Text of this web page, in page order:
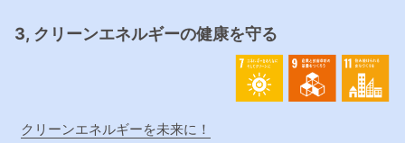
3, クリーンエネルギーの健康を守る
クリーンエネルギーを未来に！